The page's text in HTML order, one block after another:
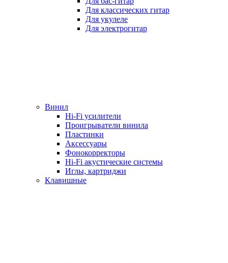
Для классических гитар
Для укулеле
Для электрогитар
Винил
Hi-Fi усилители
Проигрыватели винила
Пластинки
Аксессуары
Фонокорректоры
Hi-Fi акустические системы
Иглы, картриджи
Клавишные